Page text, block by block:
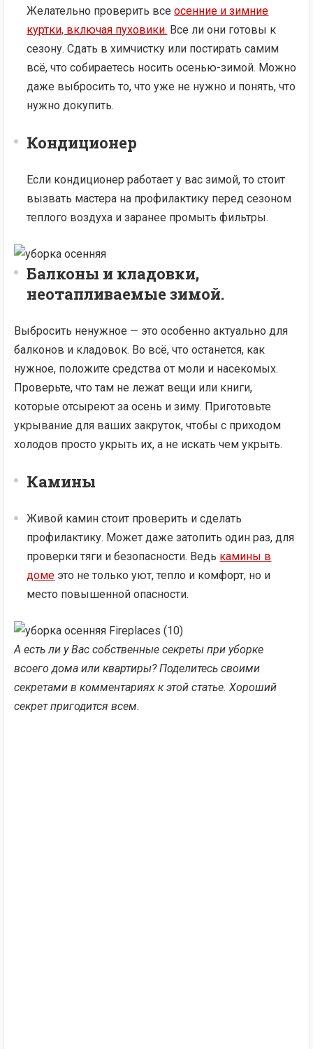
Желательно проверить всеосенние и зимние
куртки, включая пуховики. Все ли они готовы к
сезону. Сдать в химчистку или постирать самим
всё, что собираетесь носить осенью-зимой. Можно
даже выбросить то, что уже не нужно и понять, что
нужно докупить.
Кондиционер
Если кондиционер работает у вас зимой, то стоит
вызвать мастера на профилактику перед сезоном
теплого воздуха и заранее промыть фильтры.
Балконы и кладовки,
неотапливаемые зимой.
Выбросить ненужное — это особенно актуально для
балконов и кладовок. Во всё, что останется, как
нужное, положите средства от моли и насекомых.
Проверьте, что там не лежат вещи или книги,
которые отсыреют за осень и зиму. Приготовьте
укрывание для ваших закруток, чтобы с приходом
холодов просто укрыть их, а не искать чем укрыть.
Камины
Живой камин стоит проверить и сделать
профилактику. Может даже затопить один раз, для
проверки тяги и безопасности. Ведь камины в
доме это не только уют, тепло и комфорт, но и
место повышенной опасности.
А есть ли у Вас собственные секреты при уборке
всоего дома или квартиры? Поделитесь своими
секретами в комментариях к этой статье. Хороший
секрет пригодится всем.